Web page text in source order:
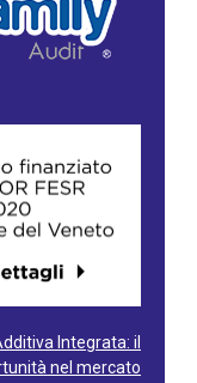
Integrata: il
nel mercato